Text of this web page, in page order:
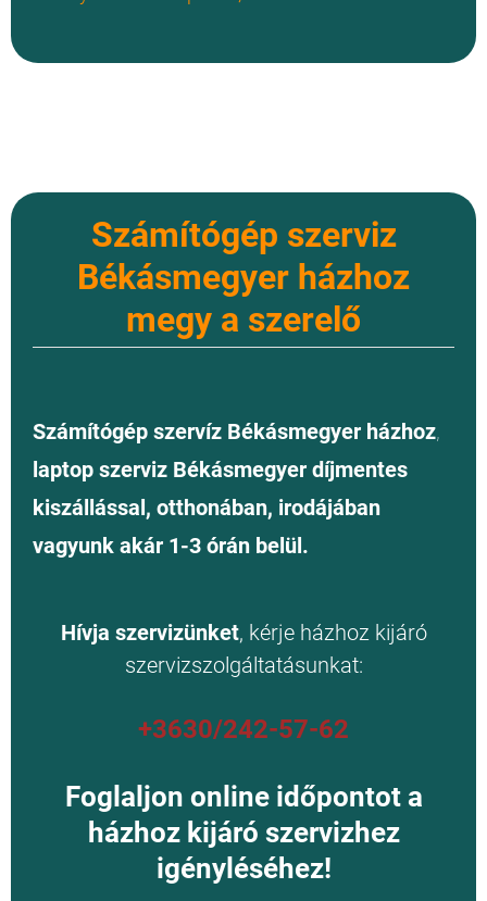
Számítógép szerviz
Békásmegyer házhoz
megy a szerelő
Számítógép szervíz Békásmegyer házhoz,
laptop szerviz Békásmegyer díjmentes
kiszállással, otthonában, irodájában
vagyunk akár 1-3 órán belül.
Hívja szervizünket, kérje házhoz kijáró
szervizszolgáltatásunkat:
+3630/242-57-62
Foglaljon online időpontot a
házhoz kijáró szervizhez
igényléséhez!